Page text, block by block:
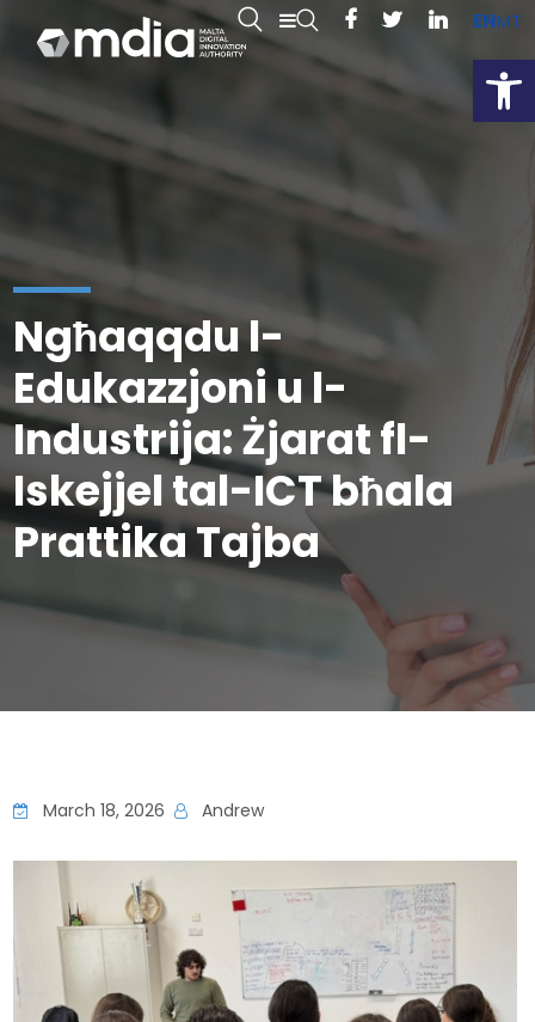
ENMT
Ngħaqqdu l-
Edukazzjoni u l-
Industrija: Żjarat fl-
Iskejjel tal-ICT bħala
Prattika Tajba
March 18, 2026 Andrew